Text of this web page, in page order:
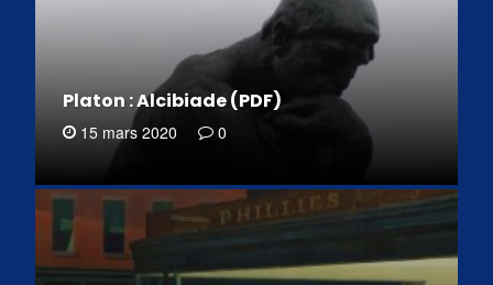
Platon : Alcibiade (PDF)
15 mars 2020 0